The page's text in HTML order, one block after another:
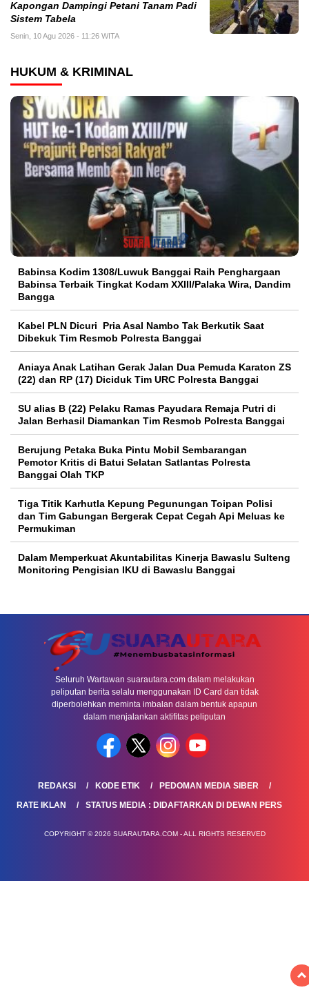
Kapongan Dampingi Petani Tanam Padi
Sistem Tabela
Senin, 10 Agu 2026 - 11:26 WITA
HUKUM & KRIMINAL
Babinsa Kodim 1308/Luwuk Banggai Raih Penghargaan
Babinsa Terbaik Tingkat Kodam XXIII/Palaka Wira, Dandim
Bangga
Kabel PLN Dicuri Pria Asal Nambo Tak Berkutik Saat
Dibekuk Tim Resmob Polresta Banggai
Aniaya Anak Latihan Gerak Jalan Dua Pemuda Karaton ZS
(22) dan RP (17) Diciduk Tim URC Polresta Banggai
SU alias B (22) Pelaku Ramas Payudara Remaja Putri di
Jalan Berhasil Diamankan Tim Resmob Polresta Banggai
Berujung Petaka Buka Pintu Mobil Sembarangan
Pemotor Kritis di Batui Selatan Satlantas Polresta
Banggai Olah TKP
Tiga Titik Karhutla Kepung Pegunungan Toipan Polisi
dan Tim Gabungan Bergerak Cepat Cegah Api Meluas ke
Permukiman
Dalam Memperkuat Akuntabilitas Kinerja Bawaslu Sulteng
Monitoring Pengisian IKU di Bawaslu Banggai
Seluruh Wartawan suarautara.com dalam melakukan
peliputan berita selalu menggunakan ID Card dan tidak
diperbolehkan meminta imbalan dalam bentuk apapun
dalam menjalankan aktifitas peliputan
REDAKSI KODE ETIK
PEDOMAN MEDIA SIBER
RATE IKLAN
STATUS MEDIA : DIDAFTARKAN DI DEWAN PERS
COPYRIGHT © 2026 SUARAUTARA.COM - ALL RIGHTS RESERVED